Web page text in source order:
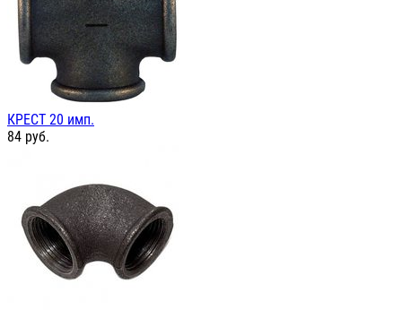
КРЕСТ 20 имп.
84 руб.